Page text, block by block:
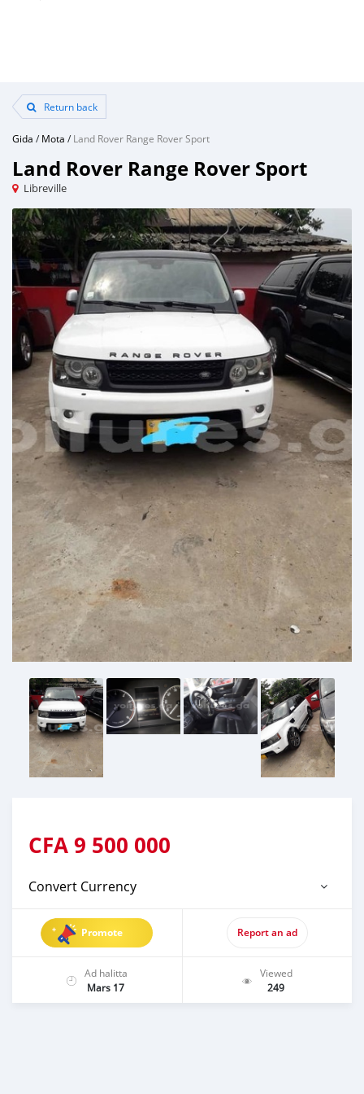
Return back
Gida /Mota /Land Rover Range Rover Sport
Land Rover Range Rover Sport
Libreville
CFA9 500 000
Convert Currency
Promote Report an ad
Ad halitta
Mars 17
Viewed
249